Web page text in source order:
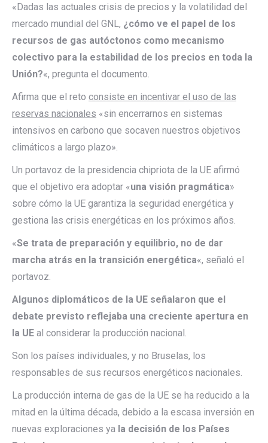
«Dadas las actuales crisis de precios y la volatilidad del
mercado mundial del GNL, ¿cómo ve el papel de los
recursos de gas autóctonos como mecanismo
colectivo para la estabilidad de los precios en toda la
Unión?«, pregunta el documento.
Afirma que el reto consiste en incentivar el uso de las
reservas nacionales «sin encerrarnos en sistemas
intensivos en carbono que socaven nuestros objetivos
climáticos a largo plazo».
Un portavoz de la presidencia chipriota de la UE afirmó
que el objetivo era adoptar «una visión pragmática»
sobre cómo la UE garantiza la seguridad energética y
gestiona las crisis energéticas en los próximos años.
«Se trata de preparación y equilibrio, no de dar
marcha atrás en la transición energética«, señaló el
portavoz.
Algunos diplomáticos de la UE señalaron que el
debate previsto reflejaba una creciente apertura en
la UE al considerar la producción nacional.
Son los países individuales, y no Bruselas, los
responsables de sus recursos energéticos nacionales.
La producción interna de gas de la UE se ha reducido a la
mitad en la última década, debido a la escasa inversión en
nuevas exploraciones ya la decisión de los Países